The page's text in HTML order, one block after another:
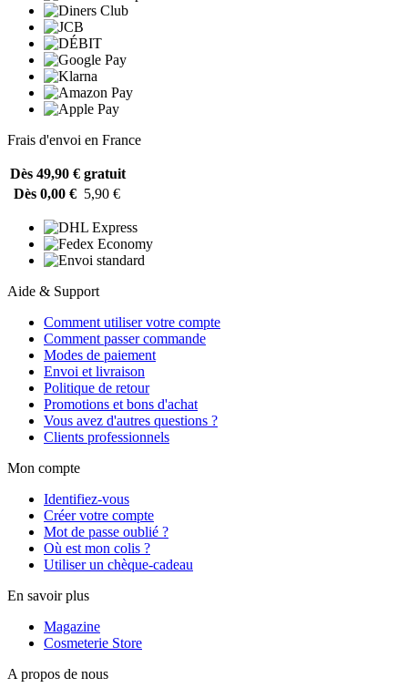
Frais d'envoi en France
Dès 49,90 € gratuit
Dès 0,00 € 5,90 €
Aide & Support
Comment utiliser votre compte
Comment passer commande
Modes de paiement
Envoi et livraison
Politique de retour
Promotions et bons d'achat
Vous avez d'autres questions ?
Clients professionnels
Mon compte
Identifiez-vous
Créer votre compte
Mot de passe oublié ?
Où est mon colis ?
Utiliser un chèque-cadeau
En savoir plus
Magazine
Cosmeterie Store
A propos de nous